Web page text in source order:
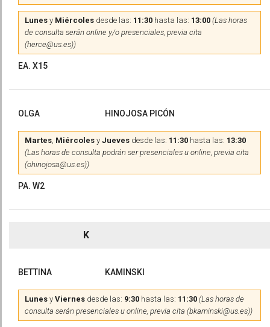
Lunes y Miércoles desde las: 11:30 hasta las: 13:00 (Las horas
de consulta serán online y/o presenciales, previa cita
(herce@us.es))
EA. X15
OLGA HINOJOSA PICÓN
Martes, Miércoles y Jueves desde las: 11:30 hasta las: 13:30
(Las horas de consulta podrán ser presenciales u online, previa cita
(ohinojosa@us.es))
PA. W2
K
BETTINA KAMINSKI
Lunes y Viernes desde las: 9:30 hasta las: 11:30 (Las horas de
consulta serán presenciales u online, previa cita (bkaminski@us.es))